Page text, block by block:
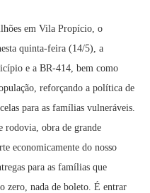
em Vila Propício, o
quinta-feira (14/5), a
e a BR-414, bem como
reforçando a política de
para as famílias vulneráveis.
rodovia, obra de grande
economicamente do nosso
para as famílias que
zero, nada de boleto. É entrar